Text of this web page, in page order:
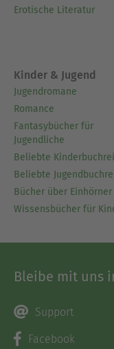
Erotische Literatur
Kinder & Jugend
Jugendromane
Romance
Fantasybücher für
Jugendliche
Beliebte
Beliebte
Bücher über Einhörner
Wissensbücher für
Bleibe mit uns
Support
Facebook